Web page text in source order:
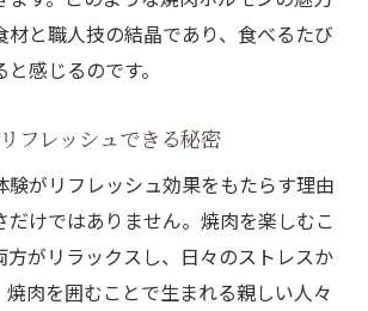
材と職人技の結晶であり、食べるたび
感じるのです。
フレッシュできる秘密
験がリフレッシュ効果をもたらす理由
だけではありません。焼肉を楽しむこ
方がリラックスし、日々のストレスか
焼肉を囲むことで生まれる親しい人々